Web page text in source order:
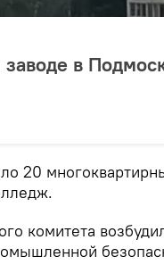
в
20
комитета